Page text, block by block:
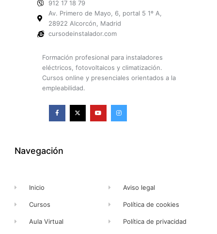
912 17 18 79
Av. Primero de Mayo, 6, portal 5 1º A,
28922 Alcorcón, Madrid
cursodeinstalador.com
Formación profesional para instaladores
eléctricos, fotovoltaicos y climatización.
Cursos online y presenciales orientados a la
empleabilidad.
F
a
k
-
X
-
Y
o
I
n
Navegación
Inicio
Cursos
Aula Virtual
Aviso legal
Política de cookies
Política de privacidad